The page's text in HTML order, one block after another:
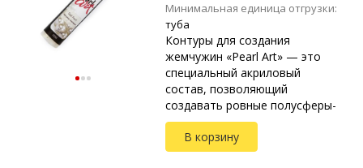
Минимальная единица отгрузки:
туба
Контуры для создания
жемчужин «Pearl Art» — это
специальный акриловый
состав, позволяющий
создавать ровные полусферы-
жемчужины. Применяются на
любых видах текстиля, стекле,
дереве, бумаге, металле,
В корзину